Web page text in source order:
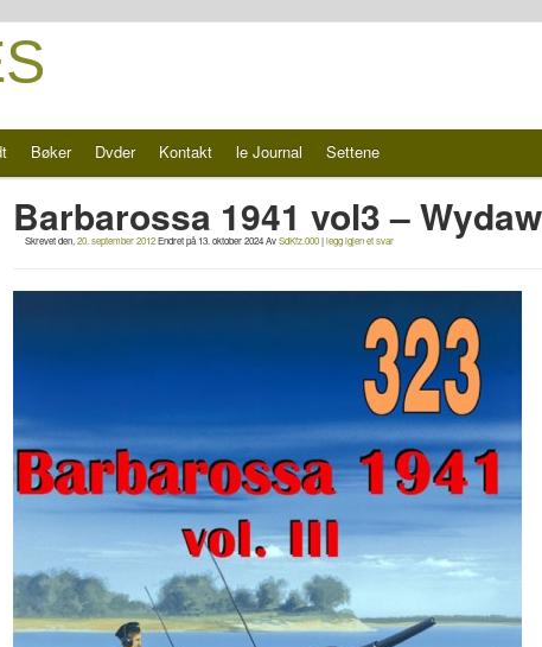
Bøker Dvder Kontakt le Journal Settene
Barbarossa 1941 vol3 –
Skrevet den, 20. september 2012Endret på 13. oktober 2024AvSdKfz.000|legg igjen et svar